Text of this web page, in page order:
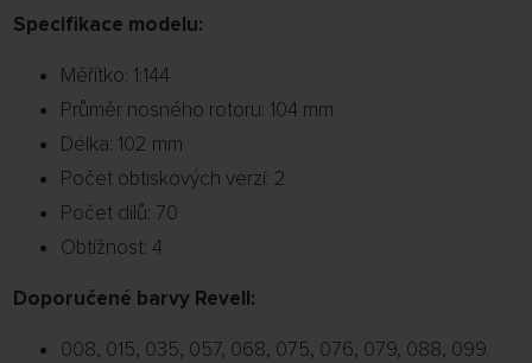
Specifikace modelu:
Měřítko: 1:144
Průměr nosného rotoru: 104 mm
Délka: 102 mm
Počet obtiskových verzí: 2
Počet dílů: 70
Obtížnost: 4
Doporučené barvy Revell:
008, 015, 035, 057, 068, 075, 076, 079, 088, 099.